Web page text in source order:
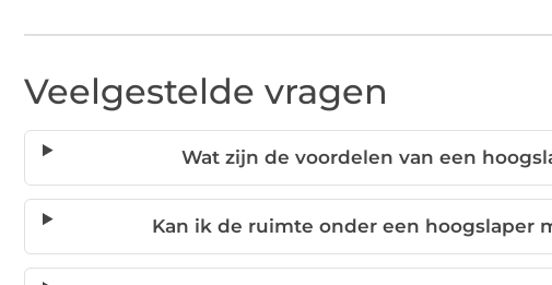
Veelgestelde vragen
Wat zijn de voordelen van een
Kan ik de ruimte onder een hoogslaper